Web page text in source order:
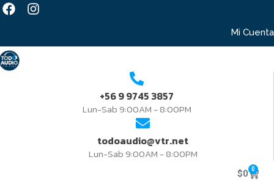
Mi Cuenta
+56 9 9745 3857
Lun-Sab 9:00AM - 8:00PM
todoaudio@vtr.net
Lun-Sab 9:00AM - 8:00PM
$0 0